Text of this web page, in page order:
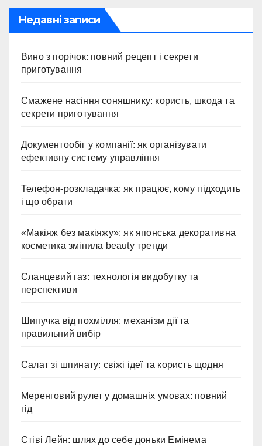
Недавні записи
Вино з порічок: повний рецепт і секрети
приготування
Смажене насіння соняшнику: користь, шкода та
секрети приготування
Документообіг у компанії: як організувати
ефективну систему управління
Телефон-розкладачка: як працює, кому підходить
і що обрати
«Макіяж без макіяжу»: як японська декоративна
косметика змінила beauty тренди
Сланцевий газ: технологія видобутку та
перспективи
Шипучка від похмілля: механізм дії та
правильний вибір
Салат зі шпинату: свіжі ідеї та користь щодня
Меренговий рулет у домашніх умовах: повний
гід
Стіві Лейн: шлях до себе доньки Емінема